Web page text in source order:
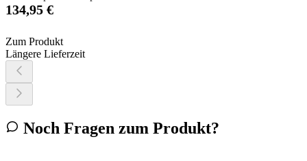
134,95 €
Zum Produkt
Längere Lieferzeit
Noch Fragen zum Produkt?